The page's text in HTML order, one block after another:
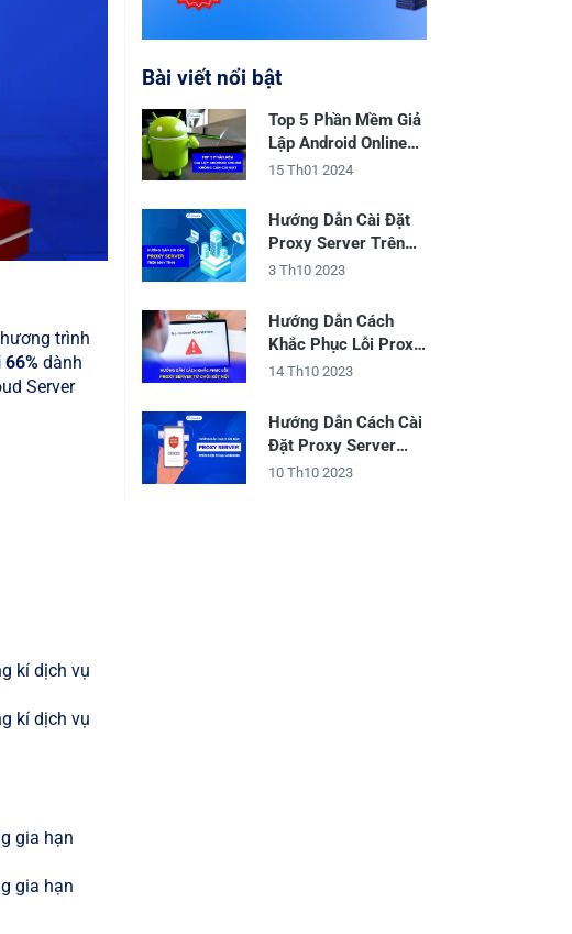
trình
dành
Server
kí dịch vụ
kí dịch vụ
gia hạn
gia hạn
Bài viết nổi bật
Top 5 Phần Mềm Giả
Lập Android Online
Không Cần Cài Đặt
15 Th01 2024
Hướng Dẫn Cài Đặt
Proxy Server Trên
Máy Tính
3 Th10 2023
Hướng Dẫn Cách
Khắc Phục Lỗi Proxy
Server Từ Chối Kết
14 Th10 2023
Hướng Dẫn Cách Cài
Đặt Proxy Server
Trên Điện Thoại
10 Th10 2023